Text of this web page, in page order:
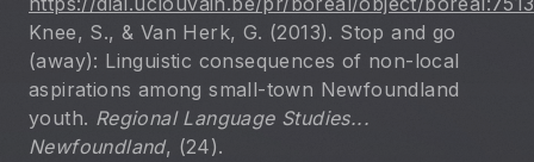
Knee, S., & Van Herk, G. (2013). Stop and go
(away): Linguistic consequences of non-local
aspirations among small-town Newfoundland
youth. Regional Language Studies...
Newfoundland, (24).